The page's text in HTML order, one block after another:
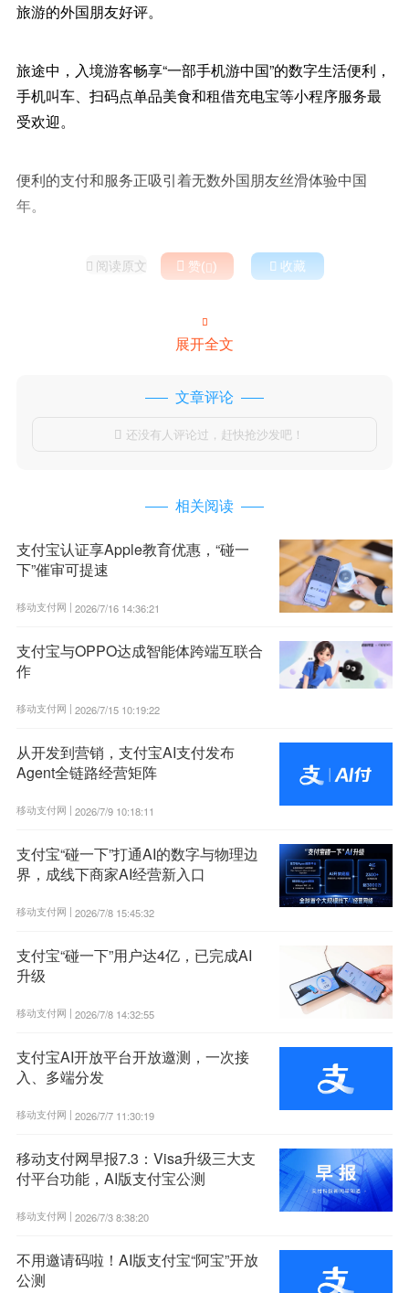
旅游的外国朋友好评。
旅途中，入境游客畅享“一部手机游中国”的数字生活便利，
手机叫车、扫码点单品美食和租借充电宝等小程序服务最
受欢迎。
便利的支付和服务正吸引着无数外国朋友丝滑体验中国
年。
 阅读原文  赞()  收藏

展开全文
文章评论
 还没有人评论过，赶快抢沙发吧！
相关阅读
支付宝认证享Apple教育优惠，“碰一
下”催审可提速
移动支付网 | 2026/7/16 14:36:21
支付宝与OPPO达成智能体跨端互联合
作
移动支付网 | 2026/7/15 10:19:22
从开发到营销，支付宝AI支付发布
Agent全链路经营矩阵
移动支付网 | 2026/7/9 10:18:11
支付宝“碰一下”打通AI的数字与物理边
界，成线下商家AI经营新入口
移动支付网 | 2026/7/8 15:45:32
支付宝“碰一下”用户达4亿，已完成AI
升级
移动支付网 | 2026/7/8 14:32:55
支付宝AI开放平台开放邀测，一次接
入、多端分发
移动支付网 | 2026/7/7 11:30:19
移动支付网早报7.3：Visa升级三大支
付平台功能，AI版支付宝公测
移动支付网 | 2026/7/3 8:38:20
不用邀请码啦！AI版支付宝“阿宝”开放
公测